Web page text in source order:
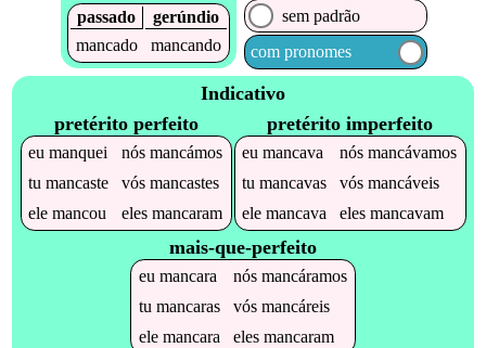
passado
gerúndio
mancado
mancando
sem padrão
com pronomes
Indicativo
pretérito perfeito
eumanquei nósmancámos
tumancaste vósmancastes
elemancou elesmancaram
pretérito imperfeito
eumancava nósmancávamos
tumancavas vósmancáveis
elemancava elesmancavam
mais-que-perfeito
eu mancara nós mancáramos
tu mancaras vós mancáreis
ele mancara eles mancaram